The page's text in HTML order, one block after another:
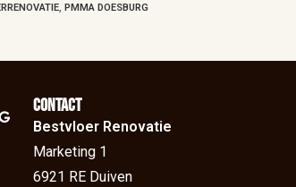
, PMMA DOESBURG
Contact
Bestvloer Renovatie
Marketing 1
6921 RE Duiven